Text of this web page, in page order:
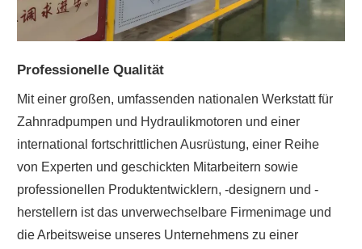
Professionelle Qualität
Mit einer großen, umfassenden nationalen Werkstatt für
Zahnradpumpen und Hydraulikmotoren und einer
international fortschrittlichen Ausrüstung, einer Reihe
von Experten und geschickten Mitarbeitern sowie
professionellen Produktentwicklern, -designern und -
herstellern ist das unverwechselbare Firmenimage und
die Arbeitsweise unseres Unternehmens zu einer